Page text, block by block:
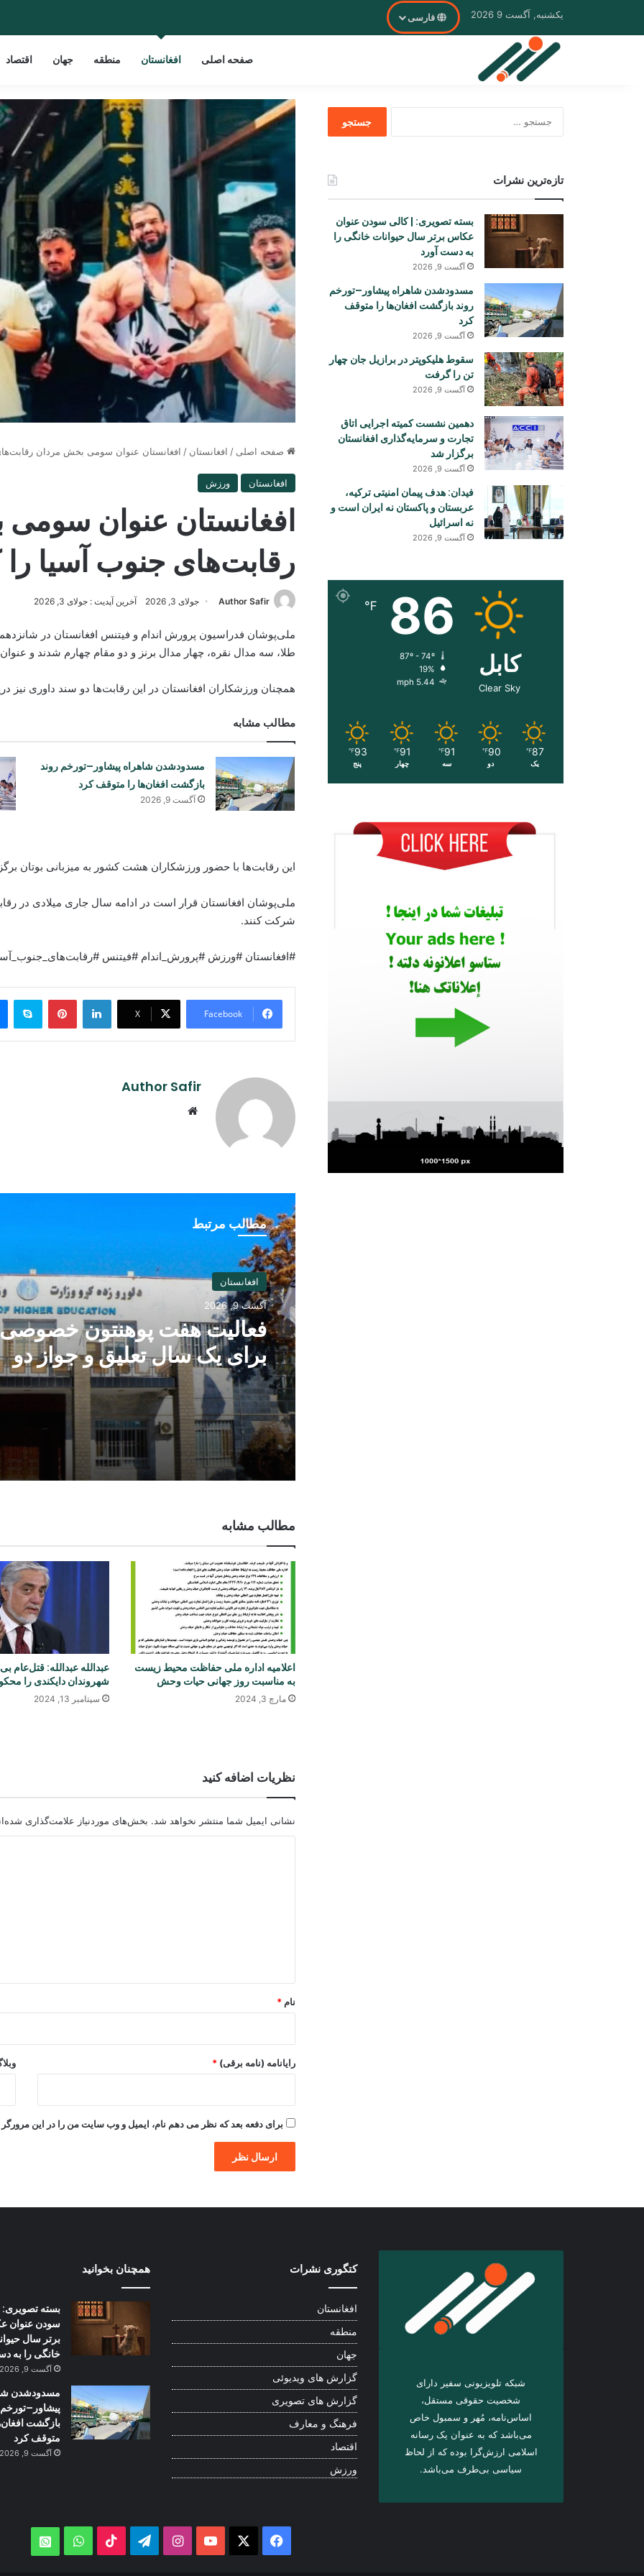
یکشنبه, آگست 9 2026 فارسی
صفحه اصلی افغانستان منطقه جهان اقتصاد
صفحه اصلی / افغانستان / افغانستان عنوان سومی بخش مردان
افغانستان ورزش
افغانستان عنوان
رقابت‌های جنوب آسیا
Author Safir جولای 3, 2026 آخرین آپدیت : جولای 3, 2026
ملی‌پوشان فدراسیون پرورش اندام و فیتنس افغانستان در
طلا، سه مدال نقره، چهار مدال برنز و دو مقام چهارم شدند و
همچنان ورزشکاران افغانستان در این رقابت‌ها دو سند داوری نیز
مطالب مشابه
مسدودشدن شاهراه پیشاور–تورخم روند
بازگشت افغان‌ها را متوقف کرد
آگست 9, 2026
این رقابت‌ها با حضور ورزشکاران هشت کشور به میزبانی بوتان
ملی‌پوشان افغانستان قرار است در ادامه سال جاری میلادی در
شرکت کنند.
#افغانستان #ورزش #پرورش_اندام #فیتنس
Facebook
X
LinkedIn
Pinterest
Author Safir
مطالب مرتبط
افغانستان
آگست 9, 2026
فعالیت هفت پوهنتون خصوصی
برای یک سال تعلیق و جواز دو
پوهنتون لغو شد
مطالب مشابه
اعلامیه اداره ملی حفاظت محیط زیست
به‌‌ مناسبت روز جهانی حیات وحش
مارچ 3, 2024
عبدالله عبدالله: قتل‌عام
شهروندان دایکندی را
سپتامبر 13, 2024
نظریات اضافه کنید
نشانی ایمیل شما منتشر نخواهد شد. بخش‌های موردنیاز علامت‌گذاری
نام *
رایانامه (نامه برقی) *
برای دفعه بعد که نظر می دهم نام، ایمیل و وب سایت من را در این مرورگر
تازه‌ترین نشرات
بسته تصویری: | کالی سودن عنوان
عکاس برتر سال حیوانات خانگی را
به دست آورد
آگست 9, 2026
مسدودشدن شاهراه پیشاور–تورخم
روند بازگشت افغان‌ها را متوقف
کرد
آگست 9, 2026
سقوط هلیکوپتر در برازیل جان چهار
تن را گرفت
آگست 9, 2026
دهمین نشست کمیته اجرایی اتاق
تجارت و سرمایه‌گذاری افغانستان
برگزار شد
آگست 9, 2026
فیدان: هدف پیمان امنیتی ترکیه،
عربستان و پاکستان نه ایران است و
نه اسرائیل
آگست 9, 2026
کابل
Clear Sky
86
℉
19%
5.44 mph
87
℉
یک
90
℉
دو
91
℉
سه
91
℉
چهار
93
℉
پنج
شبکه تلویزیونی سفیر دارای
شخصیت حقوقی مستقل،
اساس‌نامه، مُهر و سمبول خاص
می‌باشد که به عنوان یک رسانه
اسلامی ارزش‌گرا بوده که از لحاظ
سیاسی بی‌طرف می‌باشد.
کتگوری نشرات
افغانستان
منطقه
جهان
گزارش های ویدیوئی
گزارش های تصویری
فرهنگ و معارف
اقتصاد
ورزش
همچنان بخوانید
بسته تصویری:
سودن عنوان
برتر سال
خانگی را به
آگست 9, 2026
مسدودشدن
بازگشت
متوقف کرد
آگست 9, 2026
Facebook
YouTube
Instagram
Telegram
TikTok
WhatsApp